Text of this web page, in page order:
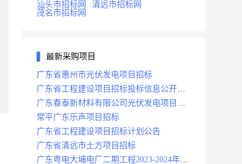
汕头市招标网
清远市招标网
茂名市招标网
最新采购项目
广东省惠州市光伏发电项目招标
广东省工程建设项目招标投标信息公开目
录
广东春泰新材料有限公司光伏发电项目招
标
常平广东乐声项目招标
广东省工程建设项目招标计划公告
广东省清远市土方项目招标
广东粤电大埔电厂二期工程2023-2024年度